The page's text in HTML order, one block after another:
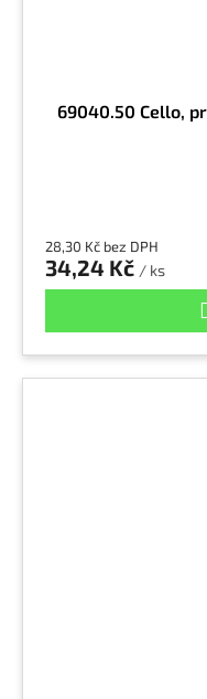
69040.50 Cello,
28,30 Kč bez DPH
34,24 Kč / ks